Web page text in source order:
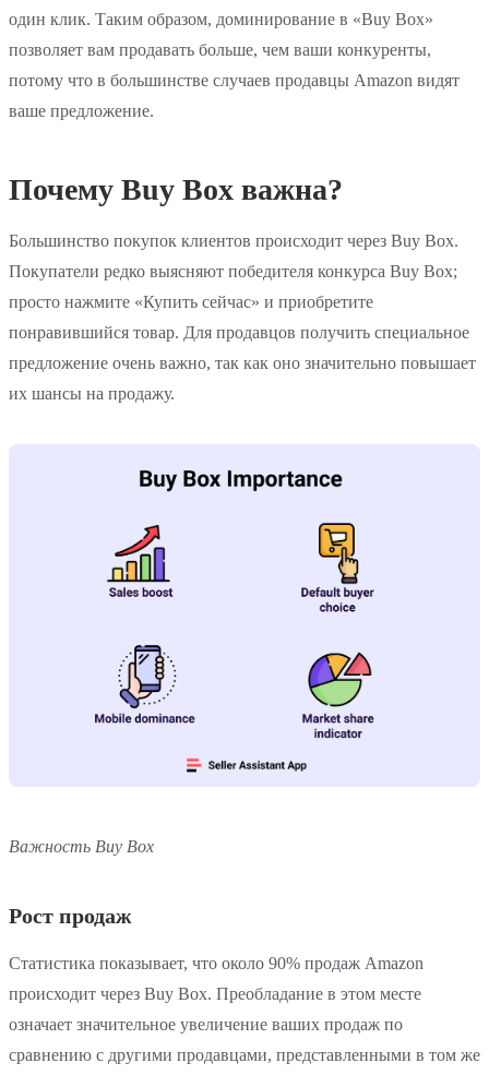
один клик. Таким образом, доминирование в «Buy Box»
позволяет вам продавать больше, чем ваши конкуренты,
потому что в большинстве случаев продавцы Amazon видят
ваше предложение.
Почему Buy Box важна?
Большинство покупок клиентов происходит через Buy Box.
Покупатели редко выясняют победителя конкурса Buy Box;
просто нажмите «Купить сейчас» и приобретите
понравившийся товар. Для продавцов получить специальное
предложение очень важно, так как оно значительно повышает
их шансы на продажу.
Важность Buy Box
Рост продаж
Статистика показывает, что около 90% продаж Amazon
происходит через Buy Box. Преобладание в этом месте
означает значительное увеличение ваших продаж по
сравнению с другими продавцами, представленными в том же